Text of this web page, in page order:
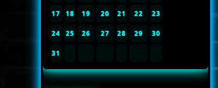
17 18 19 20 21 22 23
24 25 26 27 28 29 30
31